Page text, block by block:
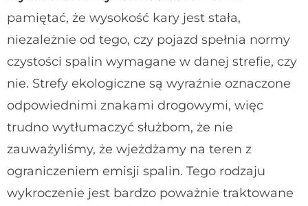
pamiętać, że wysokość kary jest stała,
niezależnie od tego, czy pojazd spełnia normy
czystości spalin wymagane w danej strefie, czy
nie. Strefy ekologiczne są wyraźnie oznaczone
odpowiednimi znakami drogowymi, więc
trudno wytłumaczyć służbom, że nie
zauważyliśmy, że wjeżdżamy na teren z
ograniczeniem emisji spalin. Tego rodzaju
wykroczenie jest bardzo poważnie traktowane